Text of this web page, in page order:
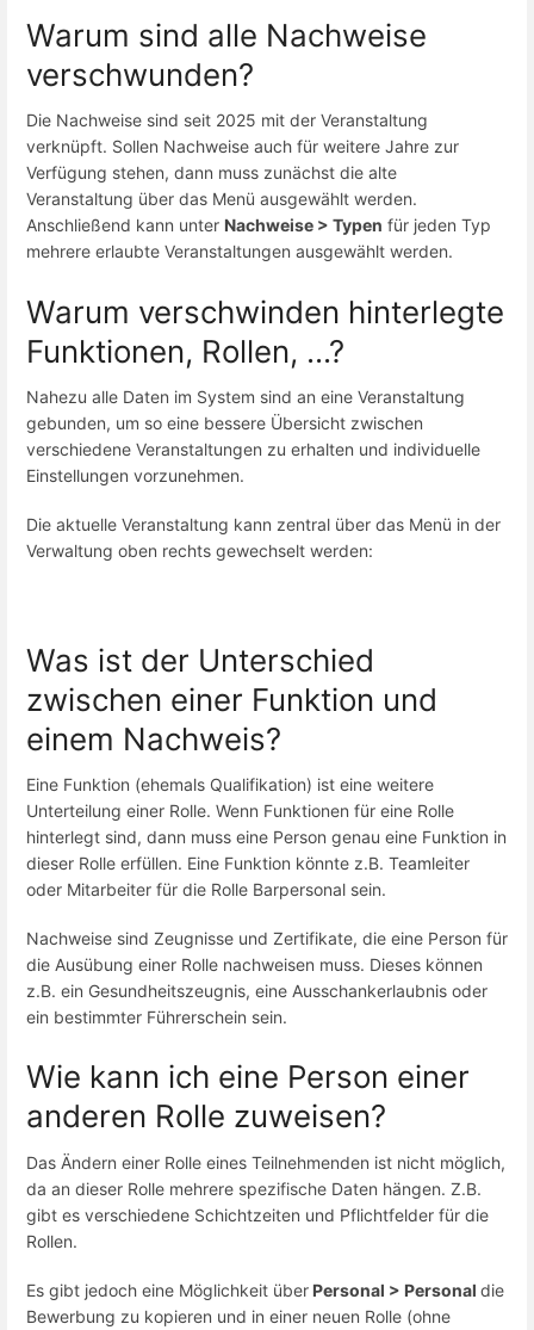
Warum sind alle Nachweise
verschwunden?
Die Nachweise sind seit 2025 mit der Veranstaltung
verknüpft. Sollen Nachweise auch für weitere Jahre zur
Verfügung stehen, dann muss zunächst die alte
Veranstaltung über das Menü ausgewählt werden.
Anschließend kann unter Nachweise > Typen für jeden Typ
mehrere erlaubte Veranstaltungen ausgewählt werden.
Warum verschwinden hinterlegte
Funktionen, Rollen, ...?
Nahezu alle Daten im System sind an eine Veranstaltung
gebunden, um so eine bessere Übersicht zwischen
verschiedene Veranstaltungen zu erhalten und individuelle
Einstellungen vorzunehmen.
Die aktuelle Veranstaltung kann zentral über das Menü in der
Verwaltung oben rechts gewechselt werden:
Was ist der Unterschied
zwischen einer Funktion und
einem Nachweis?
Eine Funktion (ehemals Qualifikation) ist eine weitere
Unterteilung einer Rolle. Wenn Funktionen für eine Rolle
hinterlegt sind, dann muss eine Person genau eine Funktion in
dieser Rolle erfüllen. Eine Funktion könnte z.B. Teamleiter
oder Mitarbeiter für die Rolle Barpersonal sein.
Nachweise sind Zeugnisse und Zertifikate, die eine Person für
die Ausübung einer Rolle nachweisen muss. Dieses können
z.B. ein Gesundheitszeugnis, eine Ausschankerlaubnis oder
ein bestimmter Führerschein sein.
Wie kann ich eine Person einer
anderen Rolle zuweisen?
Das Ändern einer Rolle eines Teilnehmenden ist nicht möglich,
da an dieser Rolle mehrere spezifische Daten hängen. Z.B.
gibt es verschiedene Schichtzeiten und Pflichtfelder für die
Rollen.
Es gibt jedoch eine Möglichkeit über Personal > Personal die
Bewerbung zu kopieren und in einer neuen Rolle (ohne